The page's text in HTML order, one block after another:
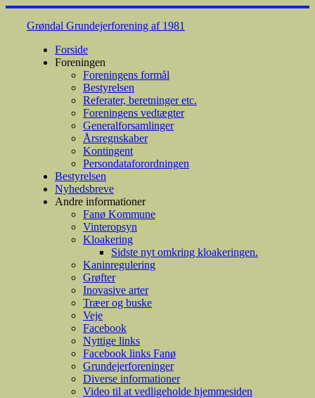
Skip
Grøndal Grundejerforening af 1981
Forside
Foreningen
Foreningens formål
Bestyrelsen
Referater, beretninger etc.
Foreningens vedtægter
Generalforsamlinger
Årsregnskaber
Kontingent
Persondataforordningen
Bestyrelsen
Nyhedsbreve
Andre informationer
Fanø Kommune
Vinteropsyn
Kloakering
Sidste nyt omkring kloakeringen.
Kaninregulering
Grøfter
Inovasive arter
Træer og buske
Veje
Facebook
Nyttige links
Facebook links Fanø
Grundejerforeninger
Diverse informationer
Video til at vedligeholde hjemmesiden